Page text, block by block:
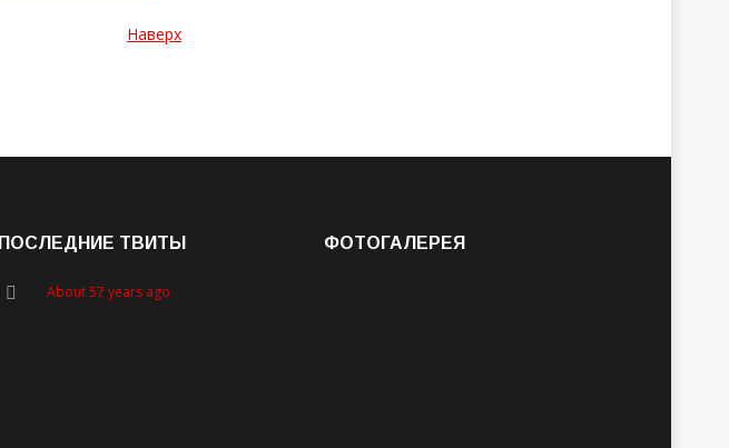
Наверх
ПОСЛЕДНИЕ ТВИТЫ
About 57 years ago
ФОТОГАЛЕРЕЯ